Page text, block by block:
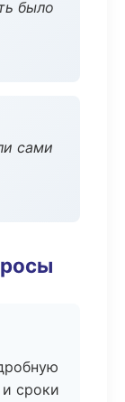
было
сами
сроки